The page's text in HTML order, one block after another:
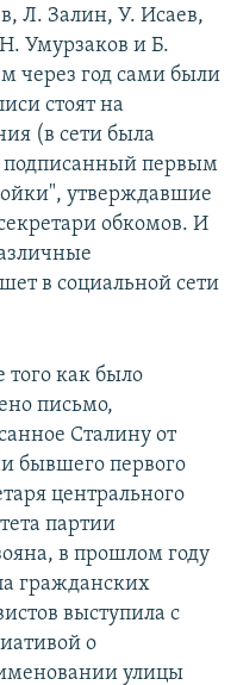
Л. Залин, У. Исаев,
Умурзаков и Б.
через год сами были
стоят на
(в сети была
подписанный первым
утверждавшие
обкомов. И
в социальной сети
того как было
письмо,
Сталину от
бывшего первого
центрального
партии
в прошлом году
гражданских
выступила с
о
улицы